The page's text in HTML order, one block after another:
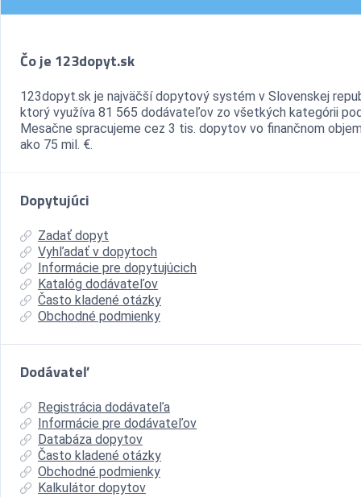
Čo je 123dopyt.sk
123dopyt.sk je najväčší dopytový systém v Slovenskej
ktorý využíva 81 565 dodávateľov zo všetkých kategórii
Mesačne spracujeme cez 3 tis. dopytov vo finančnom
ako 75 mil. €.
Dopytujúci
Zadať dopyt
Vyhľadať v dopytoch
Informácie pre dopytujúcich
Katalóg dodávateľov
Často kladené otázky
Obchodné podmienky
Dodávateľ
Registrácia dodávateľa
Informácie pre dodávateľov
Databáza dopytov
Často kladené otázky
Obchodné podmienky
Kalkulátor dopytov